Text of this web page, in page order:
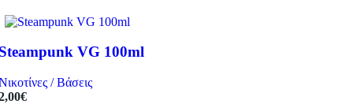
VG 100ml
/ Βάσεις
€